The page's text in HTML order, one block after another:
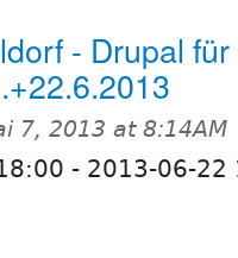
- Drupal für
7, 2013 at 8:14AM
- 2013-06-22